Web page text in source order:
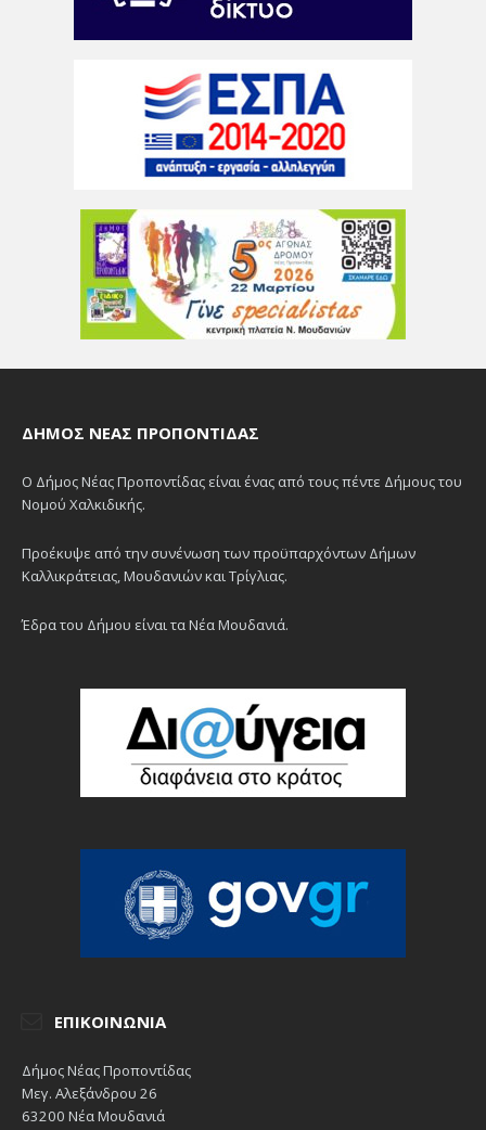
ΔΉΜΟΣ ΝΈΑΣ ΠΡΟΠΟΝΤΊΔΑΣ
Ο Δήμος Νέας Προποντίδας είναι ένας από τους πέντε Δήμους του
Νομού Χαλκιδικής.
Προέκυψε από την συνένωση των προϋπαρχόντων Δήμων
Καλλικράτειας, Μουδανιών και Τρίγλιας.
Έδρα του Δήμου είναι τα Νέα Μουδανιά.
ΕΠΙΚΟΙΝΩΝΊΑ
Δήμος Νέας Προποντίδας
Μεγ. Αλεξάνδρου 26
63200 Νέα Μουδανιά